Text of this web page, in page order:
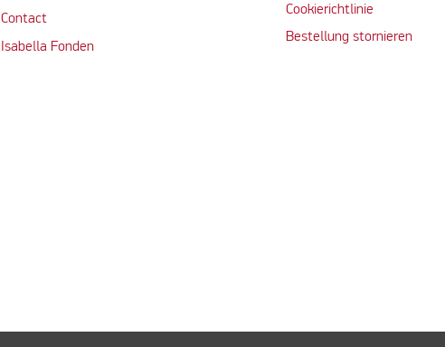
Contact
Isabella Fonden
Cookierichtlinie
Bestellung stornieren